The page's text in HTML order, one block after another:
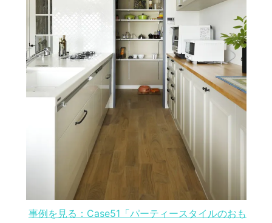
事例を見る：Case51「パーティースタイルのおも